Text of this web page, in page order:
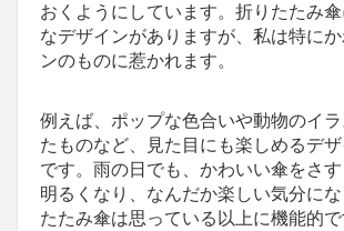
おくようにしています。折りたたみ
なデザインがありますが、私は特に
ンのものに惹かれます。
例えば、ポップな色合いや動物のイ
たものなど、見た目にも楽しめるデ
です。雨の日でも、かわいい傘をさ
明るくなり、なんだか楽しい気分に
たたみ傘は思っている以上に機能的